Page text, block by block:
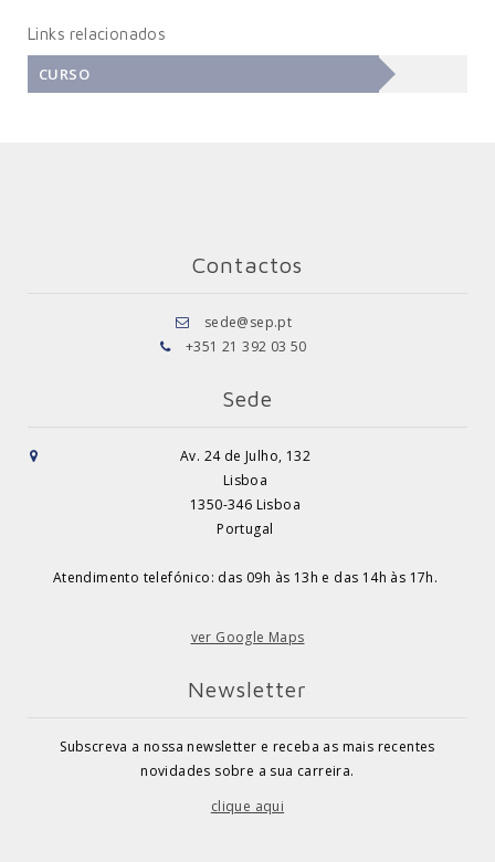
Links relacionados
CURSO
Contactos
sede@sep.pt
+351 21 392 03 50
Sede
Av. 24 de Julho, 132
Lisboa
1350-346 Lisboa
Portugal
Atendimento telefónico: das 09h às 13h e das 14h às 17h.
ver Google Maps
Newsletter
Subscreva a nossa newsletter e receba as mais recentes
novidades sobre a sua carreira.
clique aqui